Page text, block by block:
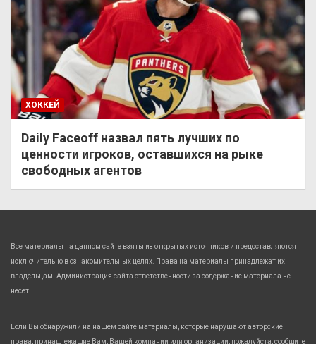
ХОККЕЙ
Daily Faceoff назвал пять лучших по
ценности игроков, оставшихся на рыке
свободных агентов
Все материалы на данном сайте взяты из открытых источников и предоставляются
исключительно в ознакомительных целях. Права на материалы принадлежат их
владельцам. Администрация сайта ответственности за содержание материала не
несет.
Если Вы обнаружили на нашем сайте материалы, которые нарушают авторские
права, принадлежащие Вам, Вашей компании или организации, пожалуйста, сообщите